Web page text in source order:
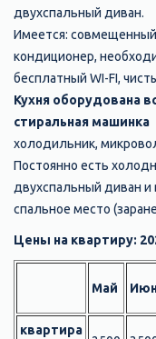
двухспальный диван.
Имеется:
кондиционер,
бесплатный WI-FI,
Кухня оборудована
стиральная машинка
холодильник,
Постоянно есть
двухспальный диван
спальное место
Цены на квартиру:
Май
квартира